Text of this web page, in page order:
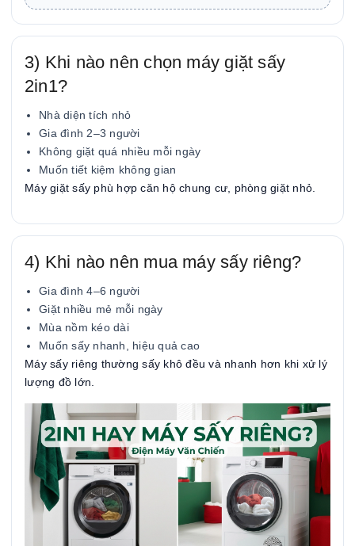
3) Khi nào nên chọn máy giặt sấy
2in1?
Nhà diện tích nhỏ
Gia đình 2–3 người
Không giặt quá nhiều mỗi ngày
Muốn tiết kiệm không gian
Máy giặt sấy phù hợp căn hộ chung cư, phòng giặt nhỏ.
4) Khi nào nên mua máy sấy riêng?
Gia đình 4–6 người
Giặt nhiều mẻ mỗi ngày
Mùa nồm kéo dài
Muốn sấy nhanh, hiệu quả cao
Máy sấy riêng thường sấy khô đều và nhanh hơn khi xử lý
lượng đồ lớn.